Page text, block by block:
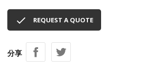
 REQUEST A QUOTE
分享